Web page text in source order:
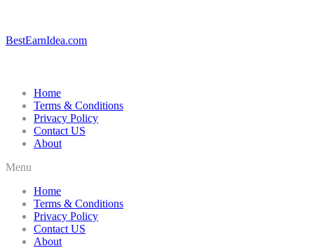
BestEarnIdea.com
Home
Terms & Conditions
Privacy Policy
Contact US
About
Menu
Home
Terms & Conditions
Privacy Policy
Contact US
About